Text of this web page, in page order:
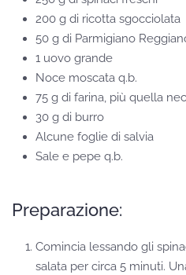
200 g di ricotta sgocciolata
50 g di Parmigiano
1 uovo grande
Noce moscata q.b.
75 g di farina, più quella
30 g di burro
Alcune foglie di salvia
Sale e pepe q.b.
Preparazione:
Comincia lessando gli
salata per circa 5 minuti.